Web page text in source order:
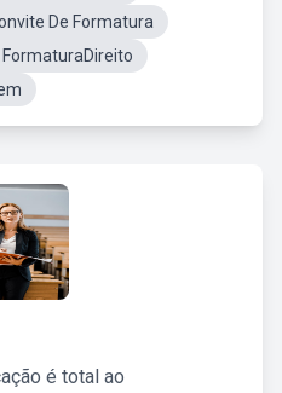
De Formatura
é total ao